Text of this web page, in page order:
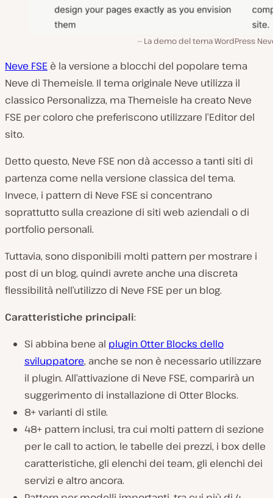
La demo del tema WordPress
Neve FSE è la versione a blocchi del popolare tema
Neve di Themeisle. Il tema originale Neve utilizza il
classico Personalizza, ma Themeisle ha creato Neve
FSE per coloro che preferiscono utilizzare l’Editor del
sito.
Detto questo, Neve FSE non dà accesso a tanti siti di
partenza come nella versione classica del tema.
Invece, i pattern di Neve FSE si concentrano
soprattutto sulla creazione di siti web aziendali o di
portfolio personali.
Tuttavia, sono disponibili molti pattern per mostrare i
post di un blog, quindi avrete anche una discreta
flessibilità nell’utilizzo di Neve FSE per un blog.
Caratteristiche principali:
Si abbina bene al plugin Otter Blocks dello
sviluppatore, anche se non è necessario utilizzare
il plugin. All’attivazione di Neve FSE, comparirà un
suggerimento di installazione di Otter Blocks.
8+ varianti di stile.
48+ pattern inclusi, tra cui molti pattern di sezione
per le call to action, le tabelle dei prezzi, i box delle
caratteristiche, gli elenchi dei team, gli elenchi dei
servizi e altro ancora.